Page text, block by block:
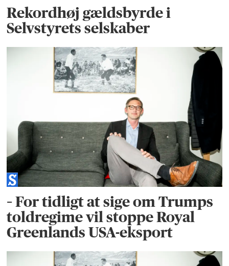
Rekordhøj gældsbyrde i
Selvstyrets selskaber
– For tidligt at sige om Trumps
toldregime vil stoppe Royal
Greenlands USA-eksport